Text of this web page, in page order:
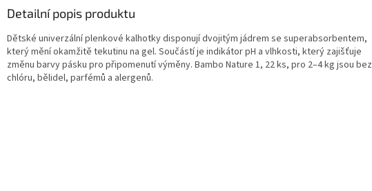
Detailní popis produktu
Dětské univerzální plenkové kalhotky disponují dvojitým jádrem se superabsorbentem,
který mění okamžitě tekutinu na gel. Součástí je indikátor pH a vlhkosti, který zajišťuje
změnu barvy pásku pro připomenutí výměny. Bambo Nature 1, 22 ks, pro 2–4 kg jsou bez
chlóru, bělidel, parfémů a alergenů.